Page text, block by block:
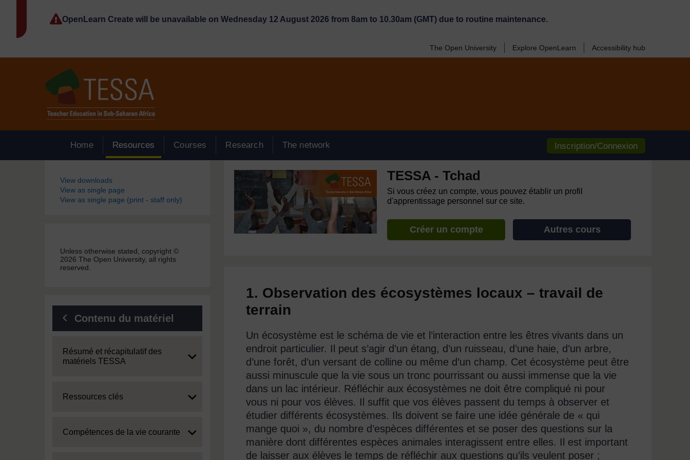
OpenLearn Create will be unavailable on Wednesday 12 August 2026 from 8am to 10.30am (GMT) due to routine maintenance.
The Open University Explore OpenLearn Accessibility hub
Home Resources Courses Research The network Inscription/Connexion
Blocs
View downloads
View as single page
View as single page (print - staff only)
Unless otherwise stated, copyright ©
2026 The Open University, all rights
reserved.
Contenu du matériel
Expand
Résumé et récapitulatif des
matériels TESSA
Expand
Ressources clés
Expand
Compétences de la vie courante
TESSA - Tchad
Si vous créez un compte, vous pouvez établir un profil
d'apprentissage personnel sur ce site.
Créer un compte Autres cours
1. Observation des écosystèmes locaux – travail de
terrain
Un écosystème est le schéma de vie et l’interaction entre les êtres vivants dans un
endroit particulier. Il peut s’agir d’un étang, d’un ruisseau, d’une haie, d’un arbre,
d’une forêt, d’un versant de colline ou même d’un champ. Cet écosystème peut être
aussi minuscule que la vie sous un tronc pourrissant ou aussi immense que la vie
dans un lac intérieur. Réfléchir aux écosystèmes ne doit être compliqué ni pour
vous ni pour vos élèves. Il suffit que vos élèves passent du temps à observer et
étudier différents écosystèmes. Ils doivent se faire une idée générale de « qui
mange quoi », du nombre d’espèces différentes et se poser des questions sur la
manière dont différentes espèces animales interagissent entre elles. Il est important
de laisser aux élèves le temps de réfléchir aux questions qu’ils veulent poser ;